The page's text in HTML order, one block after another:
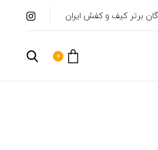
برتر کیف و کفش ایران
0